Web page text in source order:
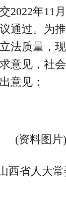
2022年11
通过。为
法质量，
意见，社
意见：
(资料图片)
西省人大